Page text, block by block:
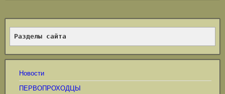
Разделы сайта
Новости
ПЕРВОПРОХОДЦЫ